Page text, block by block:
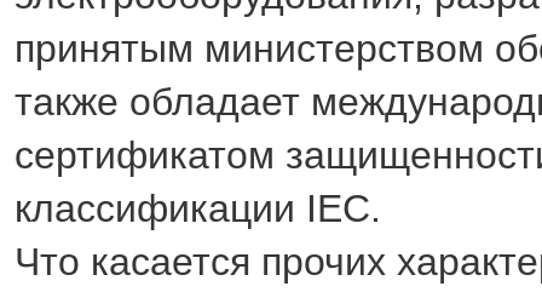
принятым министерством
также обладает
сертификатом
классификации IEC.
Что касается прочих